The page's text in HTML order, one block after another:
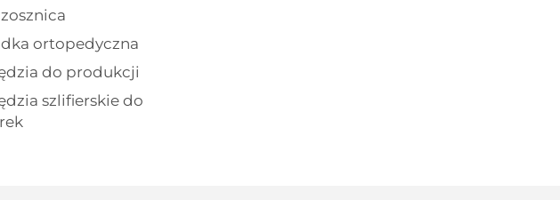
ortopedyczna
do produkcji
szlifierskie do